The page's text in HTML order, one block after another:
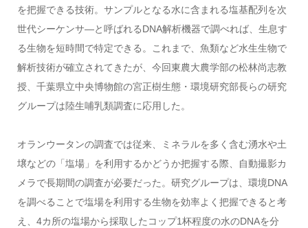
を把握できる技術。サンプルとなる水に含まれる塩基配列を次
世代シーケンサ―と呼ばれるDNA解析機器で調べれば、生息す
る生物を短時間で特定できる。これまで、魚類など水生生物で
解析技術が確立されてきたが、今回東農大農学部の松林尚志教
授、千葉県立中央博物館の宮正樹生態・環境研究部長らの研究
グループは陸生哺乳類調査に応用した。
オランウータンの調査では従来、ミネラルを多く含む湧水や土
壌などの「塩場」を利用するかどうか把握する際、自動撮影カ
メラで長期間の調査が必要だった。研究グループは、環境DNA
を調べることで塩場を利用する生物を効率よく把握できると考
え、4カ所の塩場から採取したコップ1杯程度の水のDNAを分